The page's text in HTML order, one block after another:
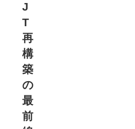
J
T
再
構
築
の
最
前